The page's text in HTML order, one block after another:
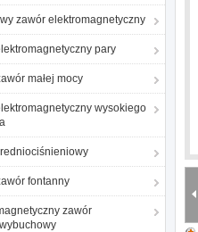
zawór elektromagnetyczny
pary
małej mocy
wysokiego
fontanny
zawór